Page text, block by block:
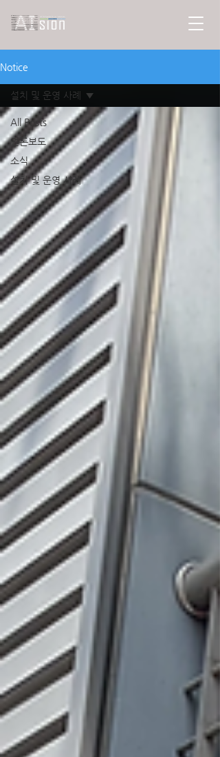
Notice
All Posts
언론보도
소식
설치 및 운영 사례
설치 및 운영 사례